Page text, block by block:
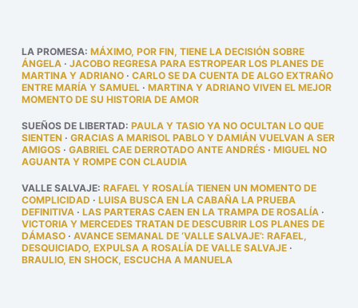
LA PROMESA: MÁXIMO, POR FIN, TIENE LA DECISIÓN SOBRE
ÁNGELA· JACOBO REGRESA PARA ESTROPEAR LOS PLANES DE
MARTINA Y ADRIANO· CARLO SE DA CUENTA DE ALGO EXTRAÑO
ENTRE MARÍA Y SAMUEL· MARTINA Y ADRIANO VIVEN EL MEJOR
MOMENTO DE SU HISTORIA DE AMOR
SUEÑOS DE LIBERTAD: PAULA Y TASIO YA NO OCULTAN LO QUE
SIENTEN · GRACIAS A MARISOL PABLO Y DAMIÁN VUELVAN A SER
AMIGOS· GABRIEL CAE DERROTADO ANTE ANDRÉS· MIGUEL NO
AGUANTA Y ROMPE CON CLAUDIA
VALLE SALVAJE: RAFAEL Y ROSALÍA TIENEN UN MOMENTO DE
COMPLICIDAD · LUISA BUSCA EN LA CABAÑA LA PRUEBA
DEFINITIVA· LAS PARTERAS CAEN EN LA TRAMPA DE ROSALÍA·
VICTORIA Y MERCEDES TRATAN DE DESCUBRIR LOS PLANES DE
DÁMASO· AVANCE SEMANAL DE ‘VALLE SALVAJE’: RAFAEL,
DESQUICIADO, EXPULSA A ROSALÍA DE VALLE SALVAJE·
BRAULIO, EN SHOCK, ESCUCHA A MANUELA